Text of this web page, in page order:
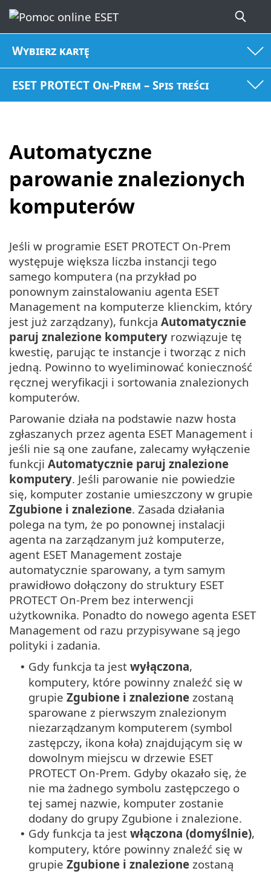
Wybierz kartę
ESET PROTECT On-Prem – Spis treści
Automatyczne
parowanie znalezionych
komputerów
Jeśli w programie ESET PROTECT On-Prem
występuje większa liczba instancji tego
samego komputera (na przykład po
ponownym zainstalowaniu agenta ESET
Management na komputerze klienckim, który
jest już zarządzany), funkcja Automatycznie
paruj znalezione komputery rozwiązuje tę
kwestię, parując te instancje i tworząc z nich
jedną. Powinno to wyeliminować konieczność
ręcznej weryfikacji i sortowania znalezionych
komputerów.
Parowanie działa na podstawie nazw hosta
zgłaszanych przez agenta ESET Management i
jeśli nie są one zaufane, zalecamy wyłączenie
funkcji Automatycznie paruj znalezione
komputery. Jeśli parowanie nie powiedzie
się, komputer zostanie umieszczony w grupie
Zgubione i znalezione. Zasada działania
polega na tym, że po ponownej instalacji
agenta na zarządzanym już komputerze,
agent ESET Management zostaje
automatycznie sparowany, a tym samym
prawidłowo dołączony do struktury ESET
PROTECT On-Prem bez interwencji
użytkownika. Ponadto do nowego agenta ESET
Management od razu przypisywane są jego
polityki i zadania.
• Gdy funkcja ta jest wyłączona,
komputery, które powinny znaleźć się w
grupie Zgubione i znalezione zostaną
sparowane z pierwszym znalezionym
niezarządzanym komputerem (symbol
zastępczy, ikona koła) znajdującym się w
dowolnym miejscu w drzewie ESET
PROTECT On-Prem. Gdyby okazało się, że
nie ma żadnego symbolu zastępczego o
tej samej nazwie, komputer zostanie
dodany do grupy Zgubione i znalezione.
• Gdy funkcja ta jest włączona (domyślnie),
komputery, które powinny znaleźć się w
grupie Zgubione i znalezione zostaną